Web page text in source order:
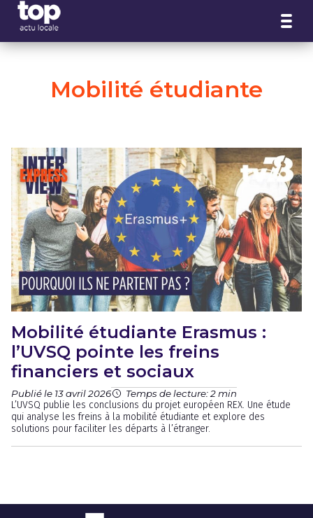
Mobilité étudiante
Mobilité étudiante Erasmus :
l’UVSQ pointe les freins
financiers et sociaux
Publié le 13 avril 2026 Temps de lecture: 2 min
L’UVSQ publie les conclusions du projet européen REX. Une étude
qui analyse les freins à la mobilité étudiante et explore des
solutions pour faciliter les départs à l’étranger.
Panneau de gestion des cookies